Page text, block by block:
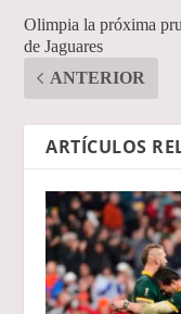
Olimpia la próxima
de Jaguares
ANTERIOR
ARTÍCULOS